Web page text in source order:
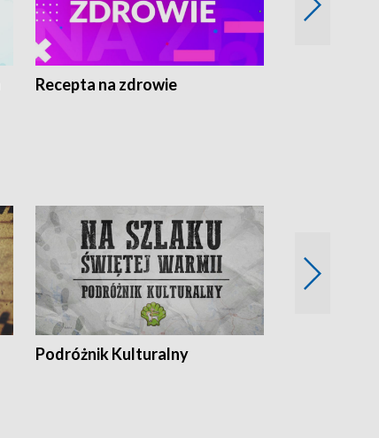
Recepta na zdrowie
Podróżnik Kulturalny